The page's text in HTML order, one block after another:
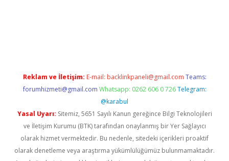
Reklam ve İletişim: E-mail: backlinkpaneli@gmail.com Teams:
forumhizmeti@gmail.com Whatsapp: 0262 606 0 726 Telegram:
@karabul
Yasal Uyarı: Sitemiz, 5651 Sayılı Kanun gereğince Bilgi Teknolojileri
ve İletişim Kurumu (BTK) tarafından onaylanmış bir Yer Sağlayıcı
olarak hizmet vermektedir. Bu nedenle, sitedeki içerikleri proaktif
olarak denetleme veya araştırma yükümlülüğümüz bulunmamaktadır.